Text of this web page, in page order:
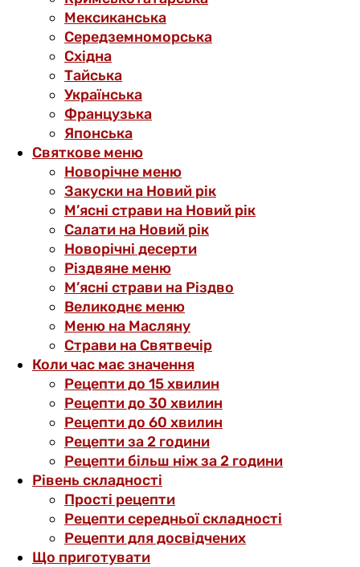
Мексиканська
Середземноморська
Східна
Тайська
Українська
Французька
Японська
Святкове меню
Новорічне меню
Закуски на Новий рік
М’ясні страви на Новий рік
Салати на Новий рік
Новорічні десерти
Різдвяне меню
М’ясні страви на Різдво
Великоднє меню
Меню на Масляну
Страви на Святвечір
Коли час має значення
Рецепти до 15 хвилин
Рецепти до 30 хвилин
Рецепти до 60 хвилин
Рецепти за 2 години
Рецепти більш ніж за 2 години
Рівень складності
Прості рецепти
Рецепти середньої складності
Рецепти для досвідчених
Що приготувати